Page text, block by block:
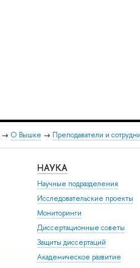
→ О Вышке → Преподаватели и
НАУКА
Научные подразделения
Исследовательские проекты
Мониторинги
Диссертационные советы
Защиты диссертаций
Академическое развитие